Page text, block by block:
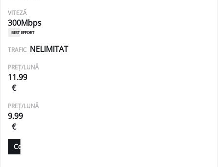
VITEZĂ
300Mbps
best effort
TRAFIC NELIMITAT
PREȚ/LUNĂ
11.99
€
PREȚ/LUNĂ
9.99
€
Comandă